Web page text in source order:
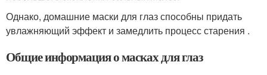
Однако, домашние маски для глаз способны придать
увлажняющий эффект и замедлить процесс старения .
Общие информация о масках для глаз